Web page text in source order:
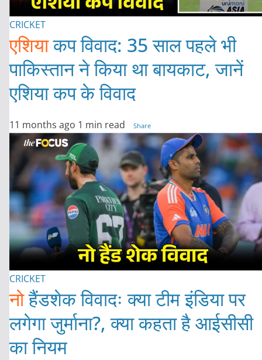
CRICKET
एशियाकप विवाद: 35 साल पहले भी
पाकिस्तान ने किया था बायकाट, जानें
एशिया कप के विवाद
11 months ago 1 min read Share
CRICKET
नोहैंडशेक विवादः क्या टीम इंडिया पर
लगेगा जुर्माना?, क्या कहता है आईसीसी
का नियम